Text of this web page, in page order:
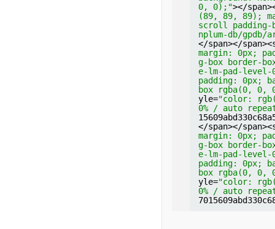
=
"color:
0% / auto
pan class=
ng: 0px;
rgba(0, 0, 0,
</span></
margin: 0px;
ng-box
ake-lm-pad-
x; padding:
der-box
t"
style=
e 0% 0% /
m<span class=
ding: 0px;
x rgba(0, 0,
b(0, 92, 197);
at scroll
="cm-bracket"
ackground:
0, 0);">(</
margin: 0px;
</span></
margin: 0px;
ng-box
ake-lm-pad-
x; padding:
der-box
t" style=
e 0% 0% /
</span></
margin: 0px;
ng-box
ake-lm-pad-
x; padding:
der-box
t" style=
e 0% 0% /
wCount
</span></
margin: 0px;
ng-box
ake-lm-pad-
0, 0);"></
(89, 89, 89);
scroll
nplum-db/gpdb/
</span></
margin: 0px;
g-box border-
e-lm-pad-level-
padding: 0px;
box rgba(0, 0,
yle="color:
0% / auto
</span></
margin: 0px;
g-box border-
e-lm-pad-level-
padding: 0px;
box rgba(0, 0,
yle="color:
0% / auto